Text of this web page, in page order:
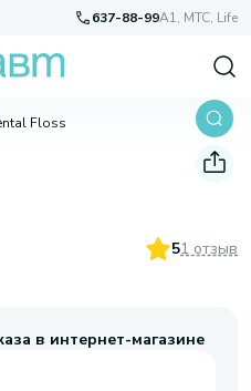
637-88-99A1, МТС, Life
Floss
51 отзыв
в интернет-магазине